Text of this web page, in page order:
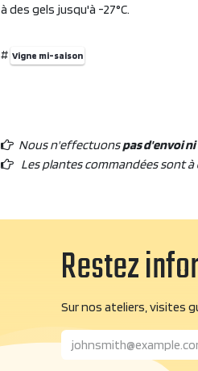
à des gels jusqu'à -27°C.
# Vigne mi-saison
Nous n'effectuonspas d'envoi
Les plantes commandées sont à
Restez
Sur nos ateliers, visites